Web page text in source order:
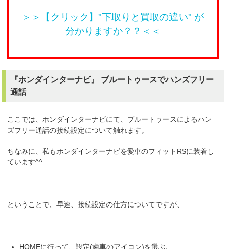
＞＞【クリック】"下取りと買取の違い" が
分かりますか？？＜＜
『ホンダインターナビ』 ブルートゥースでハンズフリー
通話
ここでは、ホンダインターナビにて、ブルートゥースによるハン
ズフリー通話の接続設定について触れます。
ちなみに、私もホンダインターナビを愛車のフィットRSに装着し
ています^^
ということで、早速、接続設定の仕方についてですが、
HOMEに行って、設定(歯車のアイコン)を選ぶ。